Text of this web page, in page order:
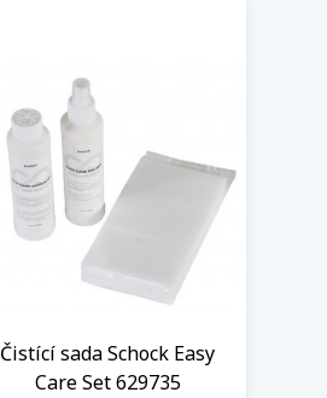
Čistící sada Schock Easy
Care Set 629735